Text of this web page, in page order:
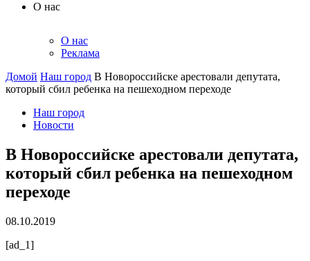
О нас
О нас
Реклама
Домой Наш город В Новороссийске арестовали депутата,
который сбил ребенка на пешеходном переходе
Наш город
Новости
В Новороссийске арестовали депутата,
который сбил ребенка на пешеходном
переходе
08.10.2019
[ad_1]